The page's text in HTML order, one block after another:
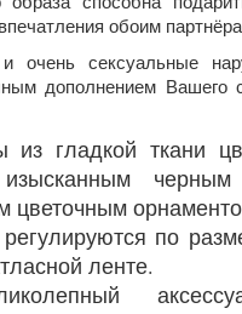
обоим
очень сексуальные
дополнением Вашего
из гладкой ткани
изысканным
цветочным
по
ленте.